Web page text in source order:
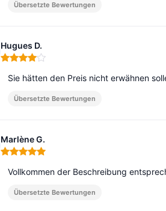
Übersetzte Bewertungen
Hugues D.
Hinweis: 4 von 5
Sie hätten den Preis nicht erwähnen
Übersetzte Bewertungen
Marlène G.
Hinweis: 5 von 5
Vollkommen der Beschreibung
Übersetzte Bewertungen